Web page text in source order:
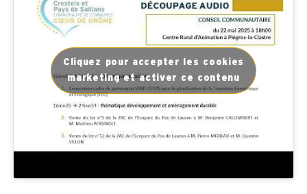
Cliquez pour accepter les cookies
marketing et activer ce contenu